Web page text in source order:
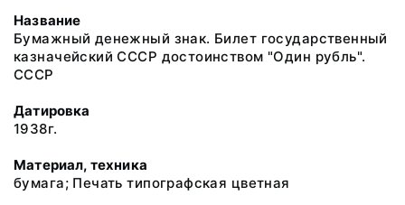
Название
Бумажный денежный знак. Билет государственный
казначейский СССР достоинством "Один рубль".
СССР
Датировка
1938г.
Материал, техника
бумага; Печать типографская цветная